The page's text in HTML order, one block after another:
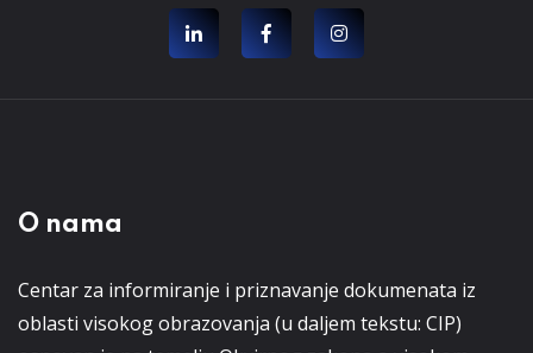
O nama
Centar za informiranje i priznavanje dokumenata iz
oblasti visokog obrazovanja (u daljem tekstu: CIP)